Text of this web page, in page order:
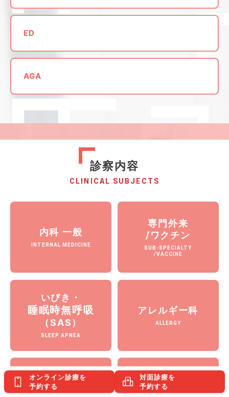
対面診療を
予約する
オンライン診療を
予約する
ED
AGA
診察内容
CLINICAL SUBJECTS
内科 一般
INTERNAL MEDICINE
専門外来
/ワクチン
SUB-SPECIALTY
/VACCINE
いびき・
睡眠時無呼吸
（SAS）
SLEEP APNEA
アレルギー科
ALLERGY
トラベル
クリニック
健康診断